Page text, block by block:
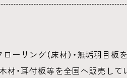
ーリング（床材）・無垢羽目板を
材・耳付板等を全国へ販売して